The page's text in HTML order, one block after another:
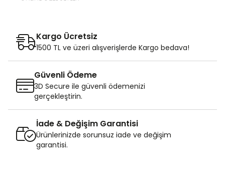
Kargo Ücretsiz
1500 TL ve üzeri alışverişlerde Kargo bedava!
Güvenli Ödeme
3D Secure ile güvenli ödemenizi
gerçekleştirin.
İade & Değişim Garantisi
Ürünlerinizde sorunsuz iade ve değişim
garantisi.